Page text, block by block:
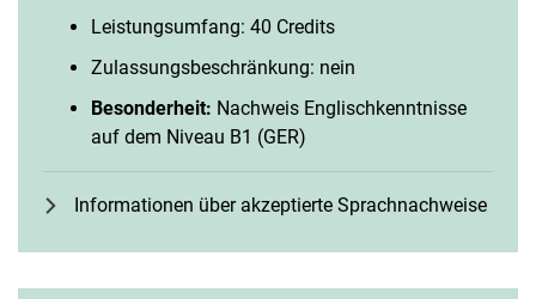
Leistungsumfang: 40 Credits
Zulassungsbeschränkung: nein
Besonderheit: Nachweis Englischkenntnisse
auf dem Niveau B1 (GER)
Informationen über akzeptierte Sprachnachweise